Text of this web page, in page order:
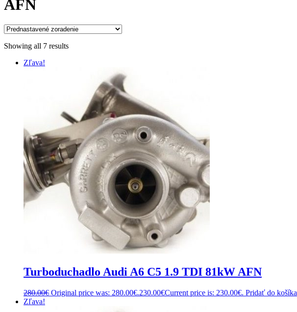
AFN
Showing all 7 results
Zľava!
Turboduchadlo Audi A6 C5 1.9 TDI 81kW AFN
280.00€ Original price was: 280.00€.230.00€Current price is: 230.00€. Pridať do košíka
Zľava!